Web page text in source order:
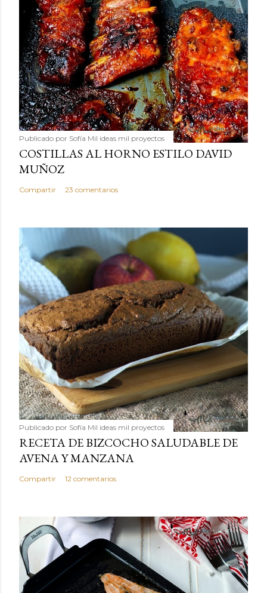
Publicado por Sofía Mil ideas mil proyectos
COSTILLAS AL HORNO ESTILO DAVID
MUÑOZ
Compartir 23 comentarios
Publicado por Sofía Mil ideas mil proyectos
RECETA DE BIZCOCHO SALUDABLE DE
AVENA Y MANZANA
Compartir 12 comentarios